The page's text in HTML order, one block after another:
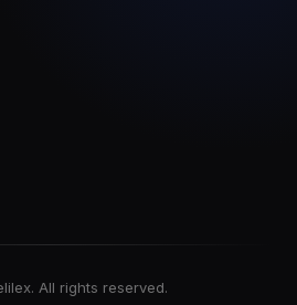
All rights reserved.